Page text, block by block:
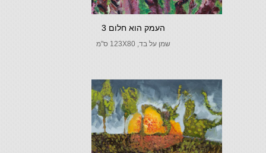
העמק הוא חלום 3
שמן על בד, 123X80 ס"מ